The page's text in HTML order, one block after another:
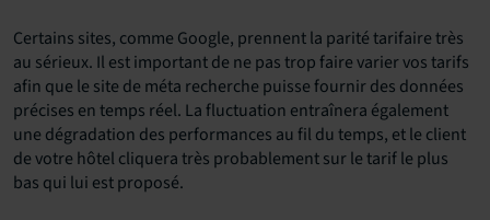
Certains sites, comme Google, prennent la parité tarifaire très
au sérieux. Il est important de ne pas trop faire varier vos tarifs
afin que le site de méta recherche puisse fournir des données
précises en temps réel. La fluctuation entraînera également
une dégradation des performances au fil du temps, et le client
de votre hôtel cliquera très probablement sur le tarif le plus
bas qui lui est proposé.